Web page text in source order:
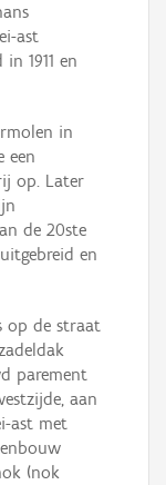
ast
1911 en
in
een
op. Later
de 20ste
en
op de straat
parement
aan
ast met
(nok